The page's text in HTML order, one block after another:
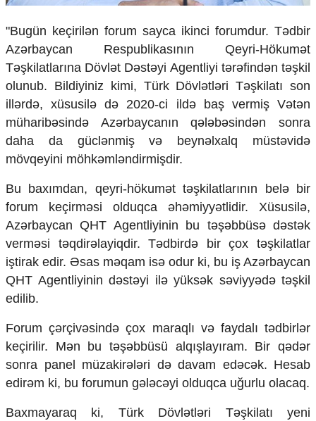
Əlaqə
Missiyamız
"Bugün keçirilən forum sayca ikinci forumdur. Tədbir
Azərbaycan Respublikasının Qeyri-Hökumət
Təşkilatlarına Dövlət Dəstəyi Agentliyi tərəfindən təşkil
olunub. Bildiyiniz kimi, Türk Dövlətləri Təşkilatı son
illərdə, xüsusilə də 2020-ci ildə baş vermiş Vətən
müharibəsində Azərbaycanın qələbəsindən sonra
daha da güclənmiş və beynəlxalq müstəvidə
mövqeyini möhkəmləndirmişdir.
Bu baxımdan, qeyri-hökumət təşkilatlarının belə bir
forum keçirməsi olduqca əhəmiyyətlidir. Xüsusilə,
Azərbaycan QHT Agentliyinin bu təşəbbüsə dəstək
verməsi təqdirəlayiqdir. Tədbirdə bir çox təşkilatlar
iştirak edir. Əsas məqam isə odur ki, bu iş Azərbaycan
QHT Agentliyinin dəstəyi ilə yüksək səviyyədə təşkil
edilib.
Forum çərçivəsində çox maraqlı və faydalı tədbirlər
keçirilir. Mən bu təşəbbüsü alqışlayıram. Bir qədər
sonra panel müzakirələri də davam edəcək. Hesab
edirəm ki, bu forumun gələcəyi olduqca uğurlu olacaq.
Baxmayaraq ki, Türk Dövlətləri Təşkilatı yeni